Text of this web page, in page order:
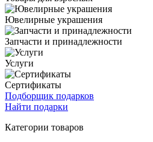
Ювелирные украшения
Запчасти и принадлежности
Услуги
Сертификаты
Подборщик подарков
Найти подарки
Категории товаров